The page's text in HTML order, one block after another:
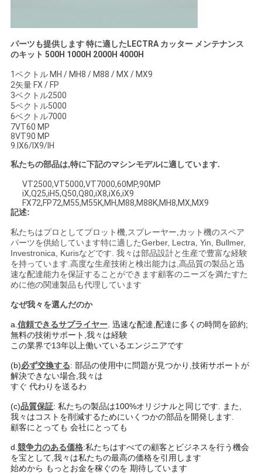
し
な
さ
い
地
図
PRIVACY
POLICY
パーツも提供します特に適した LECTRA カッター メンテナンス
のキット 500H 1000H 2000H 4000H
1ベクトル MH / MH8 / M88 / MX / MX9
2矢量 FX / FP
3ベクトル2500
5ベクトル5000
6ベクトル7000
7VT60 MP
8VT90 MP
9.IX6/IX9/IH
私たちの部品は,特に下記のマシンモデルに適しています.
VT2500,VT5000,VT7000,60MP,90MP
iX,Q25,iH5,Q50,Q80,iX8,iX6,iX9
FX72,FP72,M55,M55K,MH,M88,M88K,MH8,MX,MX9
記述:
私たちはプロとしてプロット機,スプレーヤー,カット機のスペア
パーツを供給しています特に適したGerber, Lectra, Yin, Bullmer,
Investronica, Kurisなどです. 我々は部品設計と生産で豊富な経験
を持っています.高度な生産技術と検出能力は,高品質の製品と迅
速な配達能力を保証することができます顧客のニーズを満たすた
めに他の関連製品も代理しています
なぜ我々を選んだのか
a.信頼できるサプライヤー. 迅速な配達,配達に多くの時間を節約;
無料の技術サポート,我々は経験
この業界で13年以上働いているエンジニアです
(b)必ず交換する: 部品の使用中に問題が見つかり,技術サポートが
解決できない場合,我々は
すぐ 代わりを送るわ
(c)品質保証: 私たちの製品は100%オリジナルと同じです. また,
我々はコストを削減するためにいくつかの部品を開発します.
顧客にとっても 会社にとっても
d.競争力のある価格:私たちはすべての顧客とビジネスを行う機会
を宝として,我々は私たちの最高の価格を引用します
始めから もっとお金を稼ぐのを 期待しています